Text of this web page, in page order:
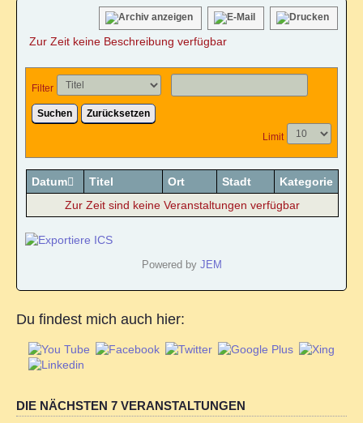
Online Tantra Kongress 2020
Online Sexualitätskongress
Hara meets Wombpower
Tantramassage als alternative Heilmethode?
REIKI/WELLNESS
Reiki-Anwendung
Reiki-Wohlfühlmassage
Ohrkerzen-Ritual
TERMINKALENDER
Zur Zeit keine Beschreibung verfügbar
Filter
Suchen Zurücksetzen
Limit
Datum Titel Ort Stadt
Kategorie
Zur Zeit sind keine Veranstaltungen verfügbar
Powered by JEM
Du findest mich auch hier:
DIE NÄCHSTEN 7 VERANSTALTUNGEN